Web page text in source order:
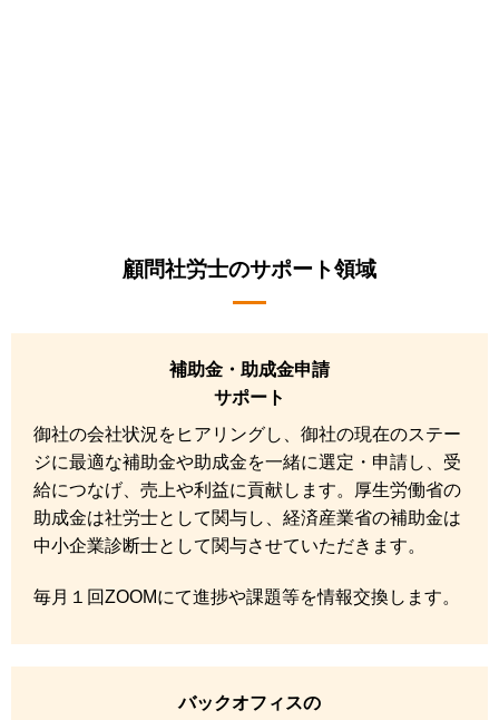
顧問社労士のサポート領域
補助金・助成金申請
サポート
御社の会社状況をヒアリングし、御社の現在のステー
ジに最適な補助金や助成金を一緒に選定・申請し、受
給につなげ、売上や利益に貢献します。厚生労働省の
助成金は社労士として関与し、経済産業省の補助金は
中小企業診断士として関与させていただきます。
毎月１回ZOOMにて進捗や課題等を情報交換します。
バックオフィスの